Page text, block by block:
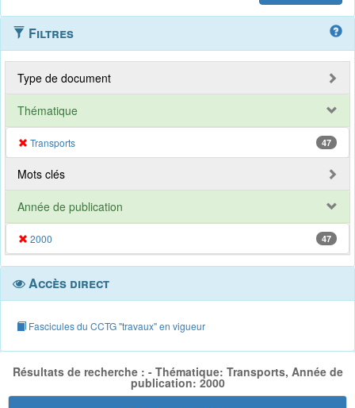
Filtres
Type de document
Thématique
Transports 47
Mots clés
Année de publication
2000 47
Accès direct
Fascicules du CCTG "travaux" en vigueur
Résultats de recherche : - Thématique: Transports, Année de
publication: 2000